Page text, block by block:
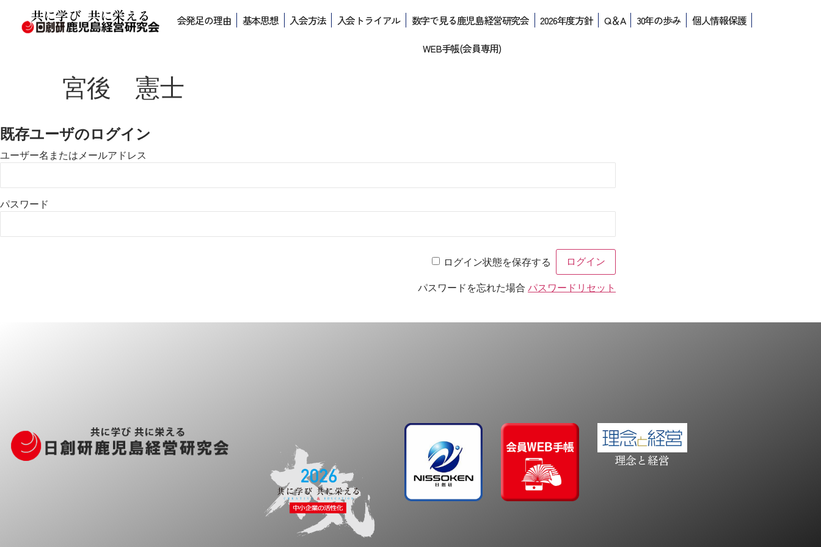
共に学び 共に栄える 会発足の理由 基本思想 入会方法 入会トライアル 数字で見る鹿児島経営研究会 2026年度方針 Q＆A 30年の歩み
個人情報保護
WEB手帳(会員専用)
宮後 憲士
既存ユーザのログイン
ユーザー名またはメールアドレス
パスワード
ログイン状態を保存する
パスワードを忘れた場合 パスワードリセット
理念と経営